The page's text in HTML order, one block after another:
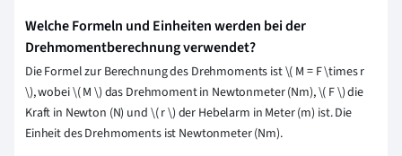
Welche Formeln und Einheiten werden bei der
Drehmomentberechnung verwendet?
Die Formel zur Berechnung des Drehmoments ist\( M = F\times r
\), wobei\( M \) das Drehmoment in Newtonmeter (Nm),\( F\) die
Kraft in Newton (N) und \( r\) der Hebelarm in Meter (m) ist. Die
Einheit des Drehmoments ist Newtonmeter (Nm).